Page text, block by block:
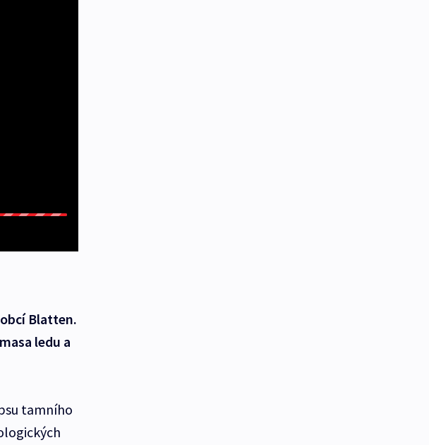
Blatten.
ledu a
tamního